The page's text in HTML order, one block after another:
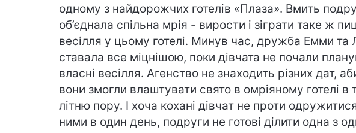
одному з найдорожчих готелів «Плаза». Вмить
об’єднала спільна мрія - вирости і зіграти таке ж
весілля у цьому готелі. Минув час, дружба Емми та
ставала все міцнішою, поки дівчата не почали
власні весілля. Агенство не знаходить різних дат,
вони змогли влаштувати свято в омріяному готелі в
літню пору. І хоча кохані дівчат не проти
ними в один день, подруги не готові ділити одна з